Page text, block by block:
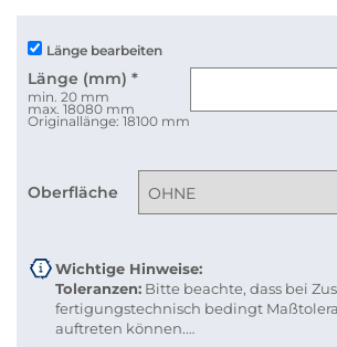
Länge bearbeiten
Länge (mm) *
min. 20 mm
max. 18080 mm
Originallänge: 18100 mm
Oberfläche
Wichtige Hinweise:
Toleranzen: Bitte beachte, dass bei
fertigungstechnisch bedingt
auftreten können.